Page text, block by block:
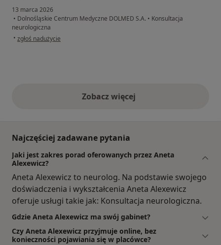
13 marca 2026
• Dolnośląskie Centrum Medyczne DOLMED S.A. • Konsultacja
neurologiczna
• w opinii użytkownika Ryszard
zgłoś nadużycie
Zobacz więcejopinie powyżej
Najczęściej zadawane pytania
Jaki jest zakres porad oferowanych przez Aneta
Alexewicz?
Aneta Alexewicz to neurolog. Na podstawie swojego
doświadczenia i wykształcenia Aneta Alexewicz
oferuje usługi takie jak: Konsultacja neurologiczna.
Gdzie Aneta Alexewicz ma swój gabinet?
Czy Aneta Alexewicz przyjmuje online, bez
konieczności pojawiania się w placówce?